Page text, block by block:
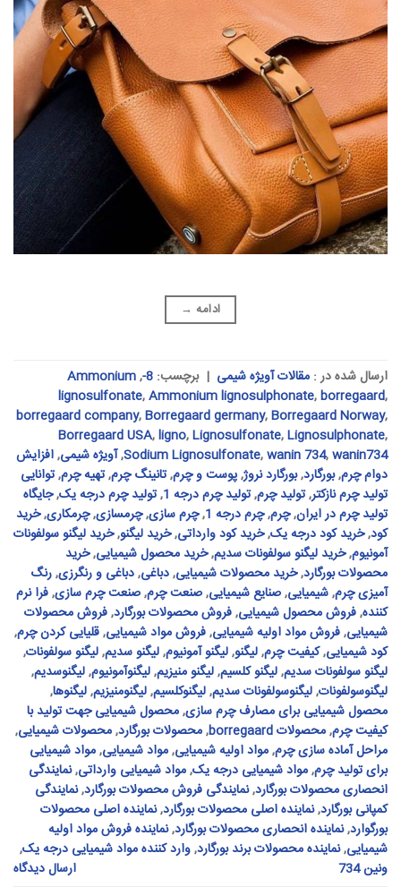
ادامه →
ارسال شده در : مقالات آویژه شیمی | برچسب: 8-
,
Ammonium
lignosulfonate,Ammonium lignosulphonate,borregaard,
borregaard company,Borregaard germany,Borregaard Norway,
Borregaard USA,ligno,Lignosulfonate,Lignosulphonate,
Sodium Lignosulfonate,wanin 734,wanin734
,آویژه شیمی,افزایش
دوام چرم,بورگارد,بورگارد نروژ,پوست و چرم,تانینگ چرم,تهیه چرم,توانایی
تولید چرم نازکتر,تولید چرم,تولید چرم درجه 1 ,تولید چرم درجه یک,جایگاه
تولید چرم در ایران,چرم,چرم درجه 1 ,چرم سازی,چرمسازی,چرمکاری,خرید
کود,خرید کود درجه یک,خرید کود وارداتی,خرید لیگنو,خرید لیگنو سولفونات
آمونیوم,خرید لیگنو سولفونات سدیم,خرید محصول شیمیایی,خرید
محصولات بورگارد,خرید محصولات شیمیایی,دباغی,دباغی و رنگرزی,رنگ
آمیزی چرم,شیمیایی,صنایع شیمیایی,صنعت چرم,صنعت چرم سازی,فرا نرم
کننده,فروش محصول شیمیایی,فروش محصولات بورگارد,فروش محصولات
شیمیایی,فروش مواد اولیه شیمیایی,فروش مواد شیمیایی,قلیایی کردن چرم,
کود شیمیایی,کیفیت چرم,لیگنو,لیگنو آمونیوم,لیگنو سدیم,لیگنو سولفونات,
لیگنو سولفونات سدیم,لیگنو کلسیم,لیگنو منیزیم,لیگنوآمونیوم,لیگنوسدیم,
لیگنوسولفونات,لیگنوسولفونات سدیم,لیگنوکلسیم,لیگنومنیزیم,لیگنوها,
محصول شیمیایی برای مصارف چرم سازی,محصول شیمیایی جهت تولید با
کیفیت چرم,محصولات borregaard ,محصولات بورگارد,محصولات شیمیایی,
مراحل آماده سازی چرم,مواد اولیه شیمیایی,مواد شیمیایی,مواد شیمیایی
برای تولید چرم,مواد شیمیایی درجه یک,مواد شیمیایی وارداتی,نمایندگی
انحصاری محصولات بورگارد,نمایندگی فروش محصولات بورگارد,نمایندگی
کمپانی بورگارد,نماینده اصلی محصولات بورگارد,نماینده اصلی محصولات
بورگوارد,نماینده انحصاری محصولات بورگارد,نماینده فروش مواد اولیه
شیمیایی,نماینده محصولات برند بورگارد,وارد کننده مواد شیمیایی درجه یک,
ونین 734
ارسال دیدگاه